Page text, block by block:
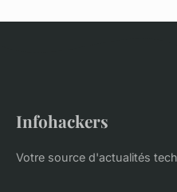
Infohackers
Votre source d'actualités